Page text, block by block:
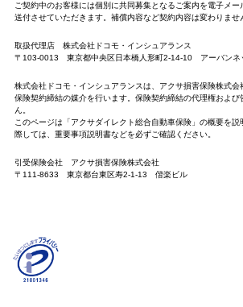
ご契約中のお客様には個別に共同募集となるご案内を電子メ
送付させていただきます。補償内容など契約内容は変わりませ
取扱代理店 株式会社ドコモ・インシュアランス
〒103-0013 東京都中央区日本橋人形町2-14-10 アーバンネ
株式会社ドコモ・インシュアランスは、アクサ損害保険株式会
保険契約締結の媒介を行います。保険契約締結の代理権およ
ん。
このページは「アクサダイレクト総合自動車保険」の概要を
際しては、重要事項説明書などを必ずご確認ください。
引受保険会社 アクサ損害保険株式会社
〒111-8633 東京都台東区寿2-1-13 偕楽ビル